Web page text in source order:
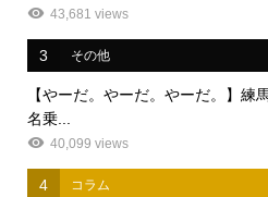
43,681 views
3 その他
【やーだ。やーだ。やーだ。】練
名乗...
40,099 views
4 コラム